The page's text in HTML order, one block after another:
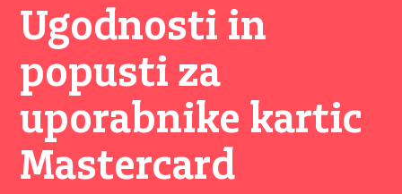
Ugodnosti in
popusti za
uporabnike kartic
Mastercard